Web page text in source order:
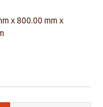
x 800.00 mm x